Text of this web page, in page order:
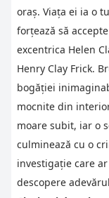
oraș. Viața ei ia o
forțează să
excentrica Helen
Henry Clay Frick.
bogăției
mocnite din
moare subit, iar o
culminează cu o
investigație care
descopere